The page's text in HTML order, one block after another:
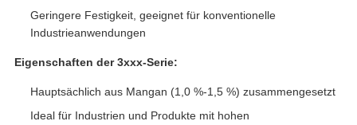
Geringere Festigkeit, geeignet für konventionelle
Industrieanwendungen
Eigenschaften der 3xxx-Serie:
Hauptsächlich aus Mangan (1,0 %-1,5 %) zusammengesetzt
Ideal für Industrien und Produkte mit hohen